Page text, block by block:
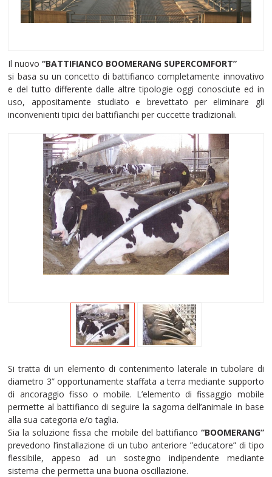
Il nuovo“BATTIFIANCO BOOMERANG SUPERCOMFORT”
si basa su un concetto di battifianco completamente innovativo
e del tutto differente dalle altre tipologie oggi conosciute ed in
uso, appositamente studiato e brevettato per eliminare gli
inconvenienti tipici dei battifianchi per cuccette tradizionali.
Si tratta di un elemento di contenimento laterale in tubolare di
diametro 3” opportunamente staffata a terra mediante supporto
di ancoraggio fisso o mobile. L’elemento di fissaggio mobile
permette al battifianco di seguire la sagoma dell’animale in base
alla sua categoria e/o taglia.
Sia la soluzione fissa che mobile del battifianco “BOOMERANG”
prevedono l’installazione di un tubo anteriore ”educatore” di tipo
flessibile, appeso ad un sostegno indipendente mediante
sistema che permetta una buona oscillazione.